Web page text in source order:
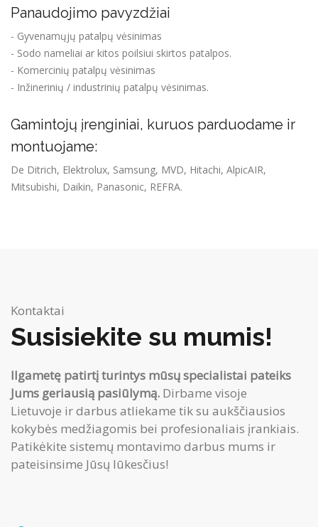
Panaudojimo pavyzdžiai
- Gyvenamųjų patalpų vėsinimas
- Sodo nameliai ar kitos poilsiui skirtos patalpos.
- Komercinių patalpų vėsinimas
- Inžinerinių / industrinių patalpų vėsinimas.
Gamintojų įrenginiai, kuruos parduodame ir
montuojame:
De Ditrich, Elektrolux, Samsung, MVD, Hitachi, AlpicAIR,
Mitsubishi, Daikin, Panasonic, REFRA.
Kontaktai
Susisiekite su mumis!
Ilgametę patirtį turintys mūsų specialistai pateiks
Jums geriausią pasiūlymą. Dirbame visoje
Lietuvoje ir darbus atliekame tik su aukščiausios
kokybės medžiagomis bei profesionaliais įrankiais.
Patikėkite sistemų montavimo darbus mums ir
pateisinsime Jūsų lūkesčius!